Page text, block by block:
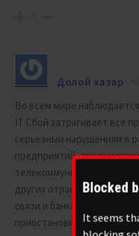
Долой хазар
Во всем мире
IT Сбой затрагивает все
серьезным нарушениям в
предприятий,
телекоммуникаций,
других отраслей.
В
связи и банков.
приостановили полеты
Blocked
It seems